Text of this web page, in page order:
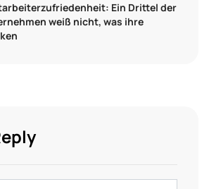
Ein Drittel der
weiß nicht, was ihre